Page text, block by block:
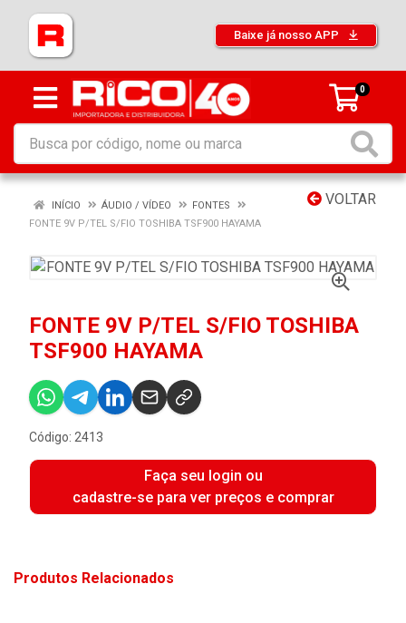
Baixe já nosso APP
0
VOLTAR
INÍCIO ÁUDIO / VÍDEO
FONTES
FONTE 9V P/TEL S/FIO TOSHIBA TSF900 HAYAMA
FONTE 9V P/TEL S/FIO TOSHIBA
TSF900 HAYAMA
Código: 2413
Faça seu login ou
cadastre-se para ver preços e comprar
Produtos Relacionados